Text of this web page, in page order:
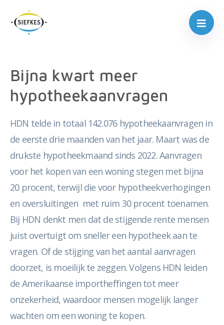
Bijna kwart meer
hypotheekaanvragen
HDN telde in totaal 142.076 hypotheekaanvragen in
de eerste drie maanden van het jaar. Maart was de
drukste hypotheekmaand sinds 2022. Aanvragen
voor het kopen van een woning stegen met bijna
20 procent, terwijl die voor hypotheekverhogingen
en oversluitingen met ruim 30 procent toenamen.
Bij HDN denkt men dat de stijgende rente mensen
juist overtuigt om sneller een hypotheek aan te
vragen. Of de stijging van het aantal aanvragen
doorzet, is moeilijk te zeggen. Volgens HDN leiden
de Amerikaanse importheffingen tot meer
onzekerheid, waardoor mensen mogelijk langer
wachten om een woning te kopen.